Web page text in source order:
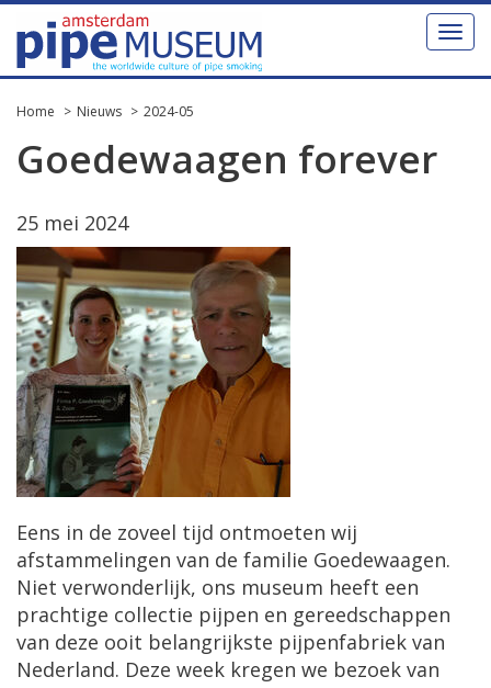
Toggle
Home Nieuws 2024-05
Goedewaagen forever
25 mei 2024
Eens in de zoveel tijd ontmoeten wij
afstammelingen van de familie Goedewaagen.
Niet verwonderlijk, ons museum heeft een
prachtige collectie pijpen en gereedschappen
van deze ooit belangrijkste pijpenfabriek van
Nederland. Deze week kregen we bezoek van